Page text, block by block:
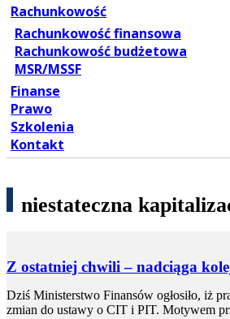
Rachunkowość
Rachunkowość finansowa
Rachunkowość budżetowa
MSR/MSSF
Finanse
Prawo
Szkolenia
Kontakt
niestateczna
Z ostatniej chwili – nadciąga
Dziś Ministerstwo Finansów ogłosiło, iż
zmian do ustawy o CIT i PIT. Motywem